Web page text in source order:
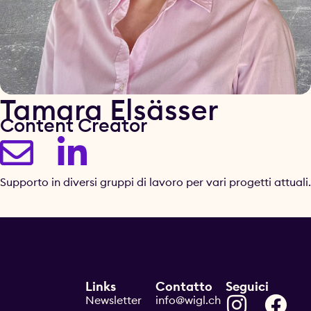
Tamara Elsässer
Content Creator
Supporto in diversi gruppi di lavoro per vari progetti attuali.
Contatto
info@wigl.ch
Links
Newsletter
Seguici